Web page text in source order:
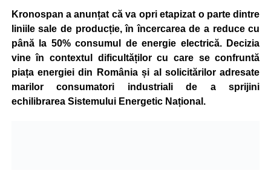
Kronospan a anunțat că va opri etapizat o parte dintre
liniile sale de producție, în încercarea de a reduce cu
până la 50% consumul de energie electrică. Decizia
vine în contextul dificultăților cu care se confruntă
piața energiei din România și al solicitărilor adresate
marilor consumatori industriali de a sprijini
echilibrarea Sistemului Energetic Național.